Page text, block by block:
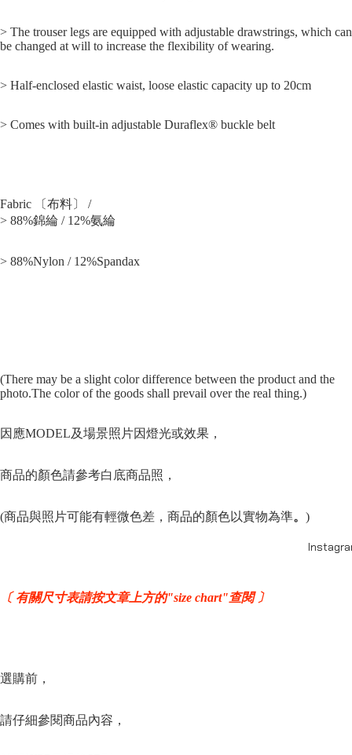
> The trouser legs are equipped with adjustable drawstrings, which can
be changed at will to increase the flexibility of wearing.
> Half-enclosed elastic waist, loose elastic capacity up to 20cm
> Comes with built-in adjustable Duraflex® buckle belt
Fabric 〔布料〕 /
> 88%錦綸 / 12%氨綸
> 88%Nylon / 12%Spandax
(There may be a slight color difference between the product and the
photo.The color of the goods shall prevail over the real thing.)
因應MODEL及場景照片因燈光或效果，
商品的顏色請參考白底商品照，
(商品與照片可能有輕微色差，商品的顏色以實物為準。 )
〔 有關尺寸表請按文章上方的"size chart"查閱 〕
選購前，
請仔細參閱商品內容，